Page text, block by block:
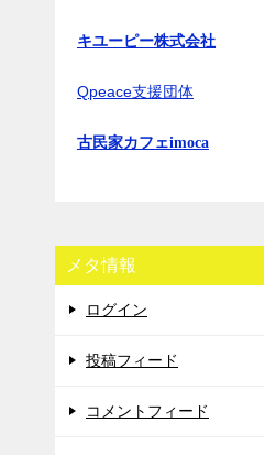
キユーピー株式会社
Qpeace支援団体
古民家カフェimoca
メタ情報
ログイン
投稿フィード
コメントフィード